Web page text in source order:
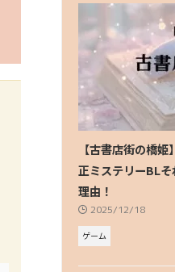
【古書店街の橋
正ミステリーBL
理由！
2025/12/18
ゲーム